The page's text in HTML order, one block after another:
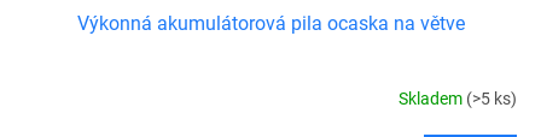
Výkonná akumulátorová pila ocaska na větve
Skladem (>5 ks)